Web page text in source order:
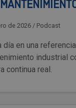
de 2026 / Podcast
día en una
industrial
continua real.